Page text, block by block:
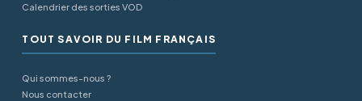
Calendrier des sorties VOD
TOUT SAVOIR DU FILM FRANÇAIS
Qui sommes-nous ?
Nous contacter